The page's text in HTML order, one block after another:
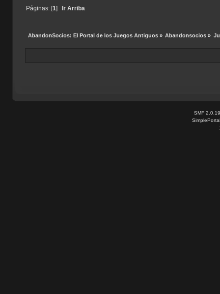
Páginas: [ 1] Ir Arriba
AbandonSocios: El Portal de los Juegos Antiguos» Abandonsocios »
SMF 2.0.19